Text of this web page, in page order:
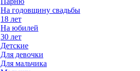
На годовщину свадьбы
18 лет
На юбилей
30 лет
Детские
Для девочки
Для мальчика